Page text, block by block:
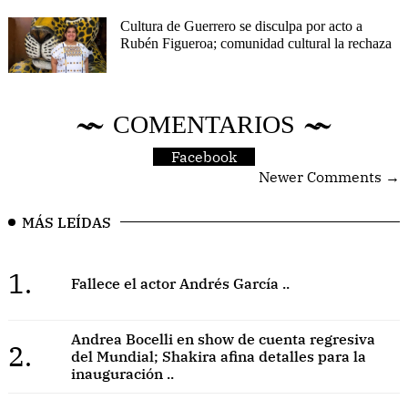
Cultura de Guerrero se disculpa por acto a
Rubén Figueroa; comunidad cultural la rechaza
COMENTARIOS
Facebook
Newer Comments →
MÁS LEÍDAS
1. Fallece el actor Andrés García ..
2.
Andrea Bocelli en show de cuenta regresiva
del Mundial; Shakira afina detalles para la
inauguración ..